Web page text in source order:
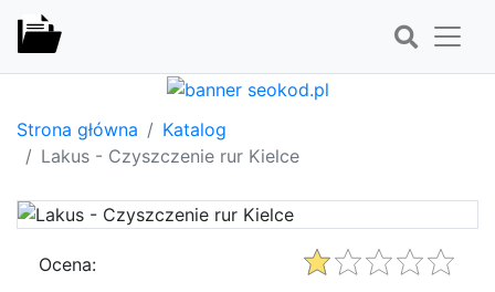
Strona główna
Katalog
Lakus - Czyszczenie rur Kielce
Ocena: